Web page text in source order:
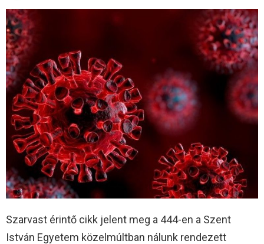
Szarvast érintő cikk jelent meg a 444-en a Szent
István Egyetem közelmúltban nálunk rendezett